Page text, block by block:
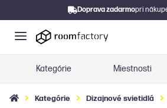
Doprava zadarmopri
Kategórie Miestnosti
Kategórie Dizajnové svietidlá